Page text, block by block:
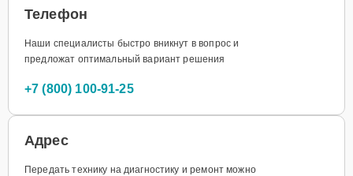
Телефон
Наши специалисты быстро вникнут в вопрос и
предложат оптимальный вариант решения
+7 (800) 100-91-25
Адрес
Передать технику на диагностику и ремонт можно